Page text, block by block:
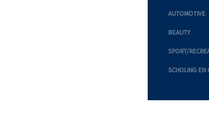
AUTOMOTIVE
BEAUTY
SPORT/
SCHOLING EN